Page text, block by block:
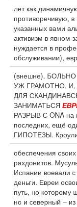
лет как
противоречивую,
указанных вами
активизм в явном
нуждается в
обслуживании),
(внешне).
УЖ ГРАМОТНО.
ДЛЯ
ЗАНИМАТЬСЯ
РАЗРЫВ С ONA на
последних, ещё
ГИПОТЕЗЫ.
обеспечения
рахдонитов.
Испании воевали
деньги. Евреи
путь, но которому
но и северный –